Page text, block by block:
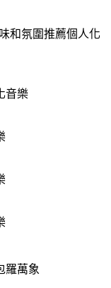
和氛圍推薦個人化
音樂
羅萬象